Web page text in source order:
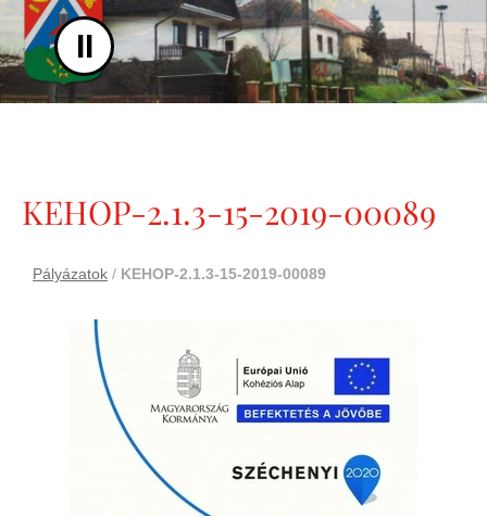
II
KEHOP-2.1.3-15-2019-00089
Pályázatok / KEHOP-2.1.3-15-2019-00089